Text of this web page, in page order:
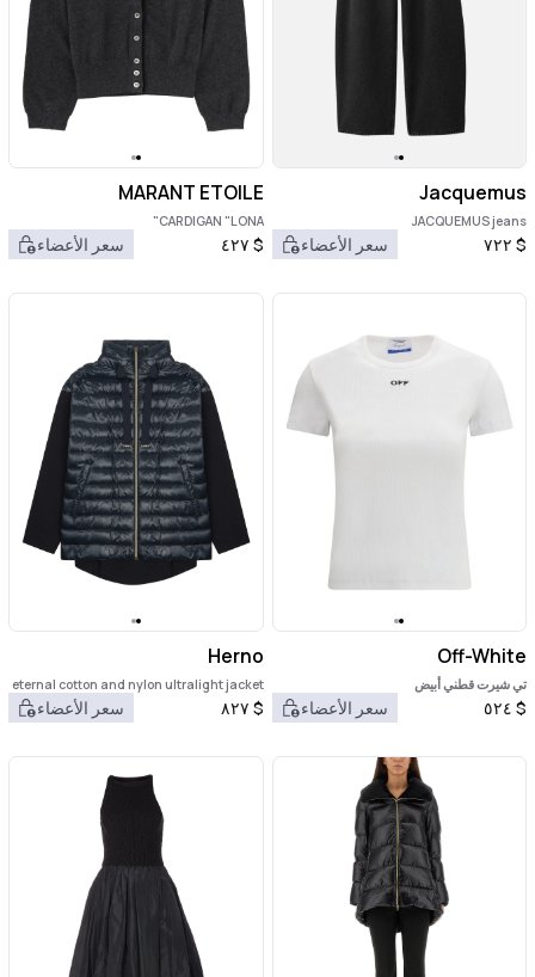
Jacquemus
JACQUEMUS jeans
$ ٧٢٢ سعر الأعضاء
MARANT ETOILE
CARDIGAN "LONA"
$ ٤٢٧ سعر الأعضاء
Off-White
تي شيرت قطني أبيض
$ ٥٢٤ سعر الأعضاء
Herno
eternal cotton and nylon ultralight jacket
$ ٨٢٧ سعر الأعضاء